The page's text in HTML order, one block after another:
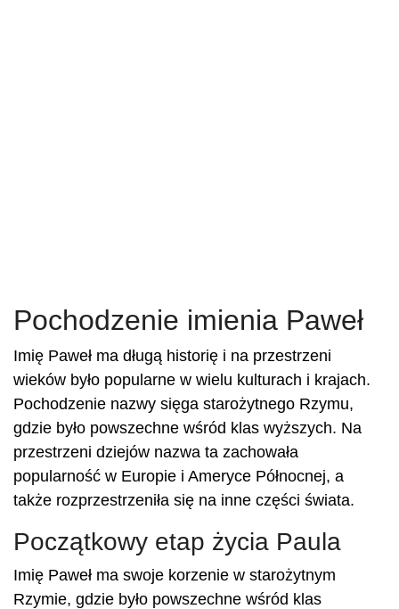
Pochodzenie imienia Paweł
Imię Paweł ma długą historię i na przestrzeni
wieków było popularne w wielu kulturach i krajach.
Pochodzenie nazwy sięga starożytnego Rzymu,
gdzie było powszechne wśród klas wyższych. Na
przestrzeni dziejów nazwa ta zachowała
popularność w Europie i Ameryce Północnej, a
także rozprzestrzeniła się na inne części świata.
Początkowy etap życia Paula
Imię Paweł ma swoje korzenie w starożytnym
Rzymie, gdzie było powszechne wśród klas